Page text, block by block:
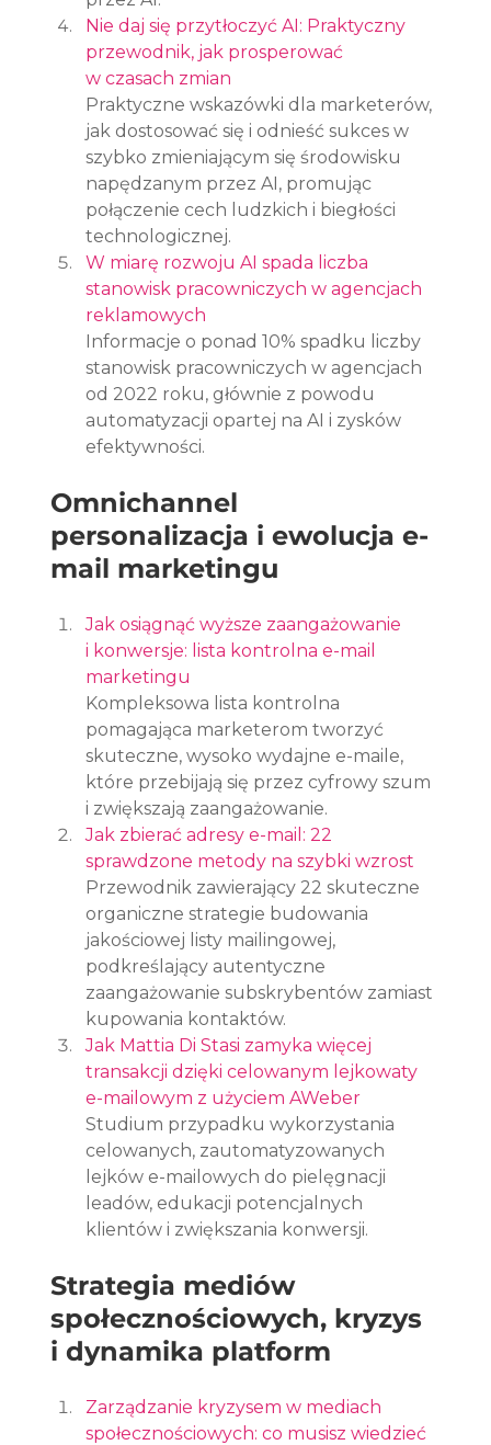
Nie daj się przytłoczyć AI: Praktyczny
przewodnik, jak prosperować
w czasach zmian
Praktyczne wskazówki dla marketerów,
jak dostosować się i odnieść sukces w
szybko zmieniającym się środowisku
napędzanym przez AI, promując
połączenie cech ludzkich i biegłości
technologicznej.
W miarę rozwoju AI spada liczba
stanowisk pracowniczych w agencjach
reklamowych
Informacje o ponad 10% spadku liczby
stanowisk pracowniczych w agencjach
od 2022 roku, głównie z powodu
automatyzacji opartej na AI i zysków
efektywności.
Omnichannel
personalizacja i ewolucja e-
mail marketingu
Jak osiągnąć wyższe zaangażowanie
i konwersje: lista kontrolna e-mail
marketingu
Kompleksowa lista kontrolna
pomagająca marketerom tworzyć
skuteczne, wysoko wydajne e-maile,
które przebijają się przez cyfrowy szum
i zwiększają zaangażowanie.
Jak zbierać adresy e-mail: 22
sprawdzone metody na szybki wzrost
Przewodnik zawierający 22 skuteczne
organiczne strategie budowania
jakościowej listy mailingowej,
podkreślający autentyczne
zaangażowanie subskrybentów zamiast
kupowania kontaktów.
Jak Mattia Di Stasi zamyka więcej
transakcji dzięki celowanym lejkowaty
e-mailowym z użyciem AWeber
Studium przypadku wykorzystania
celowanych, zautomatyzowanych
lejków e-mailowych do pielęgnacji
leadów, edukacji potencjalnych
klientów i zwiększania konwersji.
Strategia mediów
społecznościowych, kryzys
i dynamika platform
Zarządzanie kryzysem w mediach
społecznościowych: co musisz wiedzieć